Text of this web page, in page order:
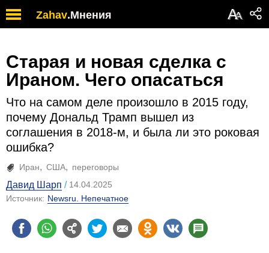
Zahav.Мнения АА
Старая и новая сделка с
Ираном. Чего опасаться
Что на самом деле произошло в 2015 году,
почему Дональд Трамп вышел из
соглашения в 2018-м, и была ли это роковая
ошибка?
Иран США переговоры
Давид Шарп
14.04.2025
Источник: Newsru. Непечатное